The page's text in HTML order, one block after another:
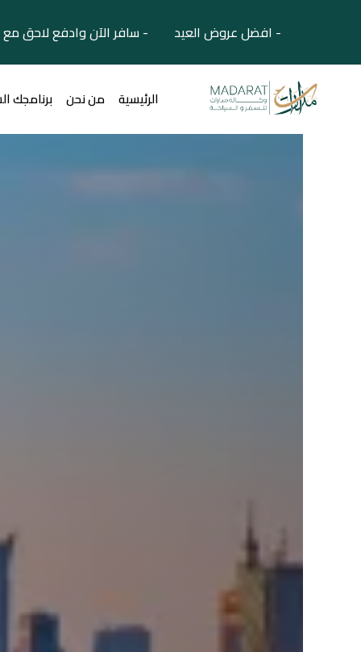
- افضل عروض العيد - سافر الآن وادفع لاحق مع
الرئيسية من نحن برنامجك